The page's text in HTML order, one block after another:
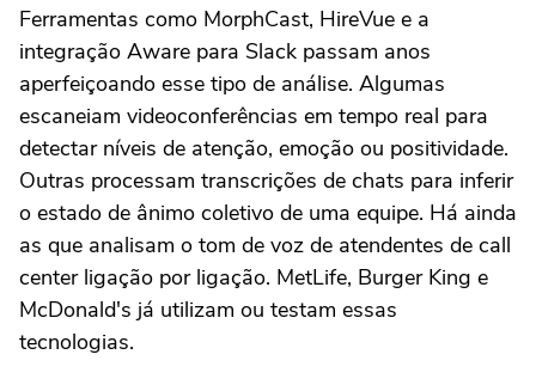
Ferramentas como MorphCast, HireVue e a
integração Aware para Slack passam anos
aperfeiçoando esse tipo de análise. Algumas
escaneiam videoconferências em tempo real para
detectar níveis de atenção, emoção ou positividade.
Outras processam transcrições de chats para inferir
o estado de ânimo coletivo de uma equipe. Há ainda
as que analisam o tom de voz de atendentes de call
center ligação por ligação. MetLife, Burger King e
McDonald's já utilizam ou testam essas
tecnologias.